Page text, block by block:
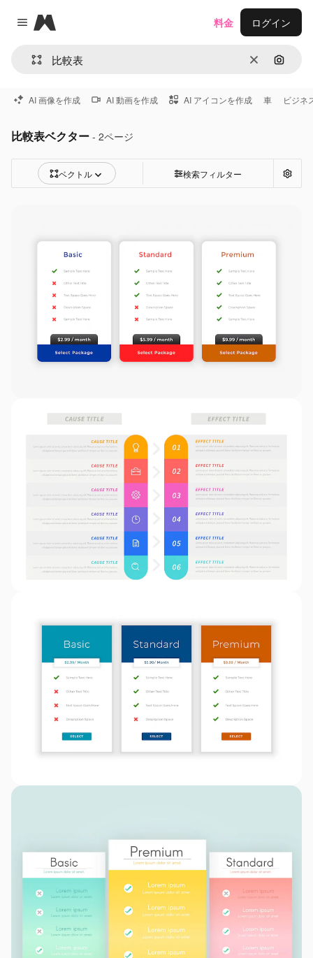
Close menu
Magnific
消去 画像で
料金 ログイン
AI 画像を作成 AI 動画を作成 AI アイコンを作成 車 ビジネ
比較表ベクター - 2ページ
ベクトル 検索フィルター